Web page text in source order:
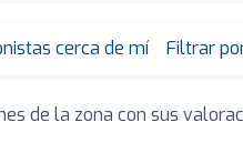
cerca de mí Filtrar
de la zona con sus